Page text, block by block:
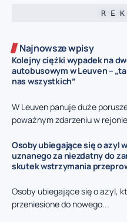
R E
Najnowsze wpisy
Kolejny ciężki wypadek na
autobusowym w Leuven –
nas wszystkich”
W Leuven panuje duże
poważnym zdarzeniu w
Osoby ubiegające się o azyl
uznanego za niezdatny do
skutek wstrzymania
Osoby ubiegające się o azyl,
przeniesione do nowego...